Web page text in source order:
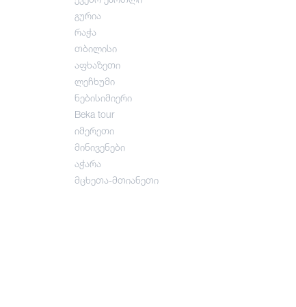
გურია
რაჭა
თბილისი
აფხაზეთი
ლეჩხუმი
ნებისიმიერი
Beka tour
იმერეთი
მინივენები
აჭარა
მცხეთა-მთიანეთი